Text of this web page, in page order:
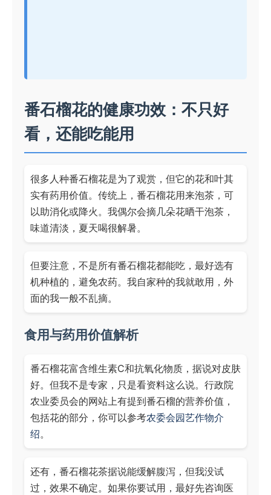
番石榴花的健康功效：不只好
看，还能吃能用
很多人种番石榴花是为了观赏，但它的花和叶其
实有药用价值。传统上，番石榴花用来泡茶，可
以助消化或降火。我偶尔会摘几朵花晒干泡茶，
味道清淡，夏天喝很解暑。
但要注意，不是所有番石榴花都能吃，最好选有
机种植的，避免农药。我自家种的我就敢用，外
面的我一般不乱摘。
食用与药用价值解析
番石榴花富含维生素C和抗氧化物质，据说对皮肤
好。但我不是专家，只是看资料这么说。行政院
农业委员会的网站上有提到番石榴的营养价值，
包括花的部分，你可以参考农委会园艺作物介
绍。
还有，番石榴花茶据说能缓解腹泻，但我没试
过，效果不确定。如果你要试用，最好先咨询医